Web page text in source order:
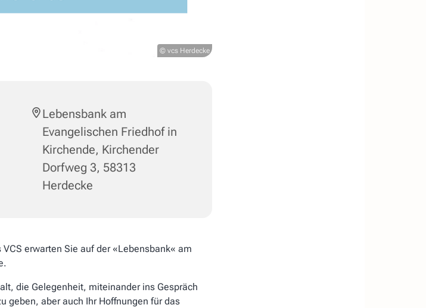
© vcs Herdecke
Lebensbank am
Evangelischen Friedhof in
Kirchende, Kirchender
Dorfweg 3, 58313
Herdecke
erwarten Sie auf der «Lebensbank« am
alt, die Gelegenheit, miteinander ins Gespräch
geben, aber auch Ihr Hoffnungen für das